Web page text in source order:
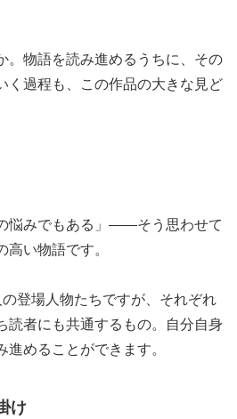
。物語を読み進めるうちに、その
く過程も、この作品の大きな見ど
悩みでもある」——そう思わせて
高い物語です。
登場人物たちですが、それぞれ
読者にも共通するもの。自分自身
進めることができます。
け